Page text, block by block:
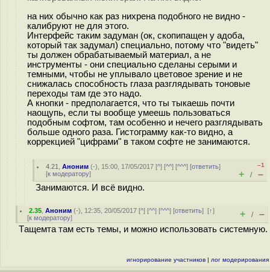
на них обычно как раз нихрена подобного не видно -
калибруют не для этого.
Интерфейс таким задуман (ок, скопипащен у адоба,
который так задумал) специально, потому что "видеть"
ты должен обрабатываемый материал, а не
инструменты - они специально сделаны серыми и
темными, чтобы не уплывало цветовое зрение и не
снижалась способность глаза разглядывать тоновые
переходы там где это надо.
А кнопки - предполагается, что ты тыкаешь почти
наощупь, если ты вообще умеешь пользоваться
подобным софтом, там особенно и нечего разглядывать
больше одного раза. Гистограмму как-то видно, а
коррекцией "цифрами" в таком софте не занимаются.
4.21 ,Аноним (-), 15:00, 17/05/2017 [^] [^^] [^^^] [ответить]
[к модератору]
–1
+ / –
Занимаются. И всё видно.
2.35 ,Аноним (-), 12:35, 20/05/2017 [^] [^^] [^^^] [ответить][↑]
[к модератору] + / –
Tащемта там есть темы, и можно использовать системную.
игнорирование участников | лог модерирования